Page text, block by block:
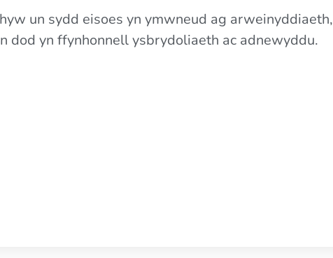
un sydd eisoes yn ymwneud ag arweinyddiaeth,
dod yn ffynhonnell ysbrydoliaeth ac adnewyddu.